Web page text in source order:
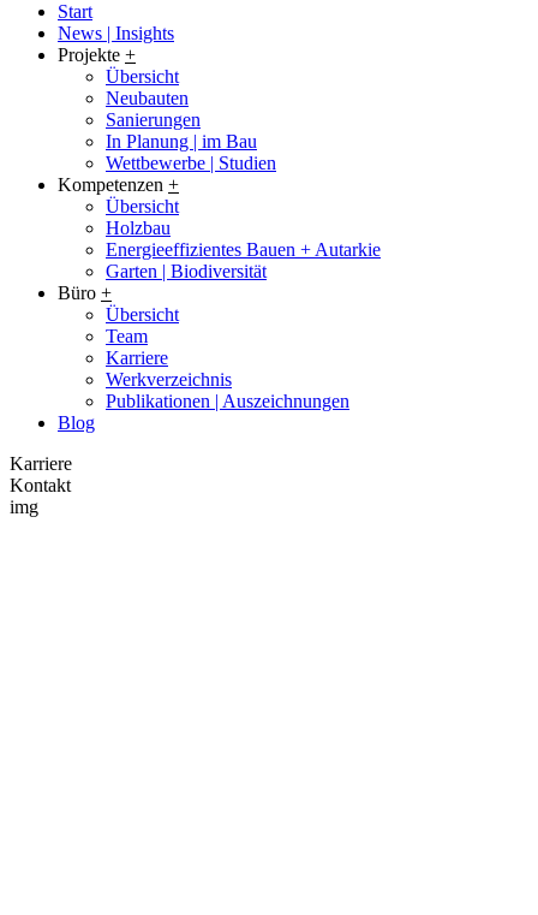
Start
News | Insights
Projekte +
Übersicht
Neubauten
Sanierungen
In Planung | im Bau
Wettbewerbe | Studien
Kompetenzen +
Übersicht
Holzbau
Energieeffizientes Bauen + Autarkie
Garten | Biodiversität
Büro +
Übersicht
Team
Karriere
Werkverzeichnis
Publikationen | Auszeichnungen
Blog
Karriere
Kontakt
img